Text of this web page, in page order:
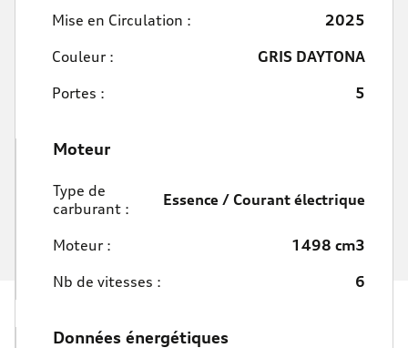
Mise en Circulation :
2025
Couleur :
GRIS DAYTONA
Portes :
5
Moteur
Type de
carburant :
Essence / Courant électrique
Moteur :
1498 cm3
Nb de vitesses :
6
Données énergétiques